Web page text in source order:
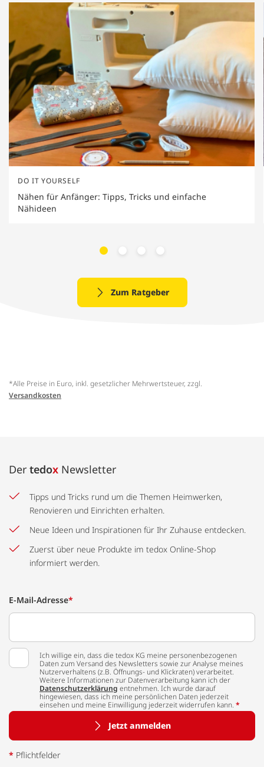
Nähen für Anfänger: Tipps, Tricks und einfache
Nähideen
DO IT YOURSELF
Zum Ratgeber
*Alle Preise in Euro, inkl. gesetzlicher Mehrwertsteuer, zzgl.
Versandkosten
Der tedox Newsletter
Tipps und Tricks rund um die Themen Heimwerken,
Renovieren und Einrichten erhalten.
Neue Ideen und Inspirationen für Ihr Zuhause entdecken.
Zuerst über neue Produkte im tedox Online-Shop
informiert werden.
E-Mail-Adresse*
Ich willige ein, dass die tedox KG meine personenbezogenen
Daten zum Versand des Newsletters sowie zur Analyse meines
Nutzerverhaltens (z.B. Öffnungs- und Klickraten) verarbeitet.
Weitere Informationen zur Datenverarbeitung kann ich der
Datenschutzerklärung entnehmen. Ich wurde darauf
hingewiesen, dass ich meine persönlichen Daten jederzeit
einsehen und meine Einwilligung jederzeit widerrufen kann. *
Jetzt anmelden
* Pflichtfelder